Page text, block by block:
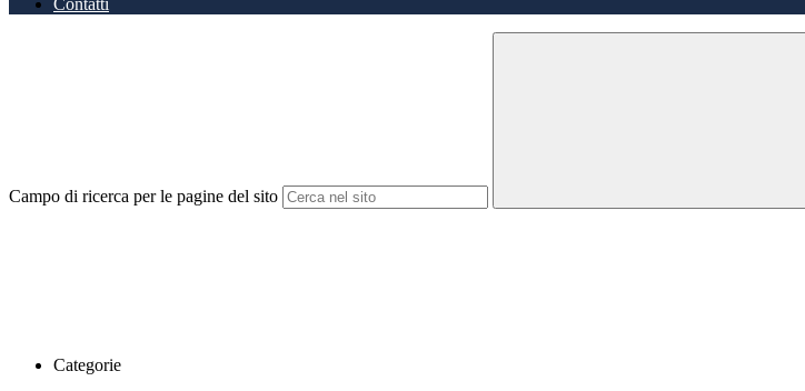
Contatti
Campo di ricerca per le pagine del sito
Categorie